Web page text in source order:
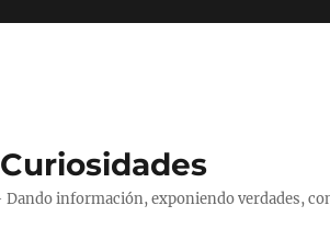
Dando información, exponiendo verdades,